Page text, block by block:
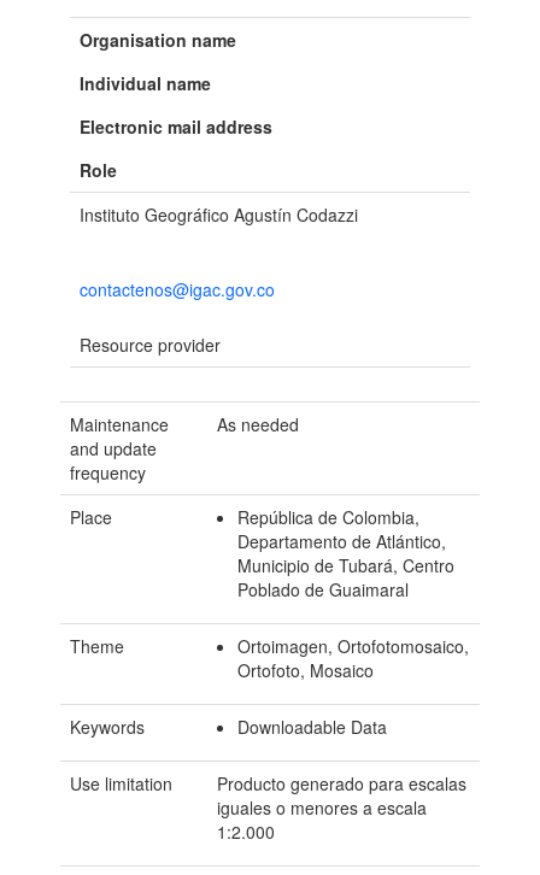
Organisation name
Individual name
Electronic mail address
Role
Instituto Geográfico Agustín Codazzi
contactenos@igac.gov.co
Resource provider
Maintenance
and update
frequency
As needed
Place
República de Colombia,
Departamento de Atlántico,
Municipio de Tubará, Centro
Poblado de Guaimaral
Theme
Ortoimagen, Ortofotomosaico,
Ortofoto, Mosaico
Keywords Downloadable Data
Use limitation
Producto generado para escalas
iguales o menores a escala
1:2.000